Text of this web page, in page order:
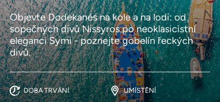
Objevte Dodekanés na kole a na lodi: od
sopečných divů Nissyros po neoklasicistní
eleganci Symi - poznejte gobelín řeckých
divů.
DOBA TRVÁNÍ UMÍSTĚNÍ